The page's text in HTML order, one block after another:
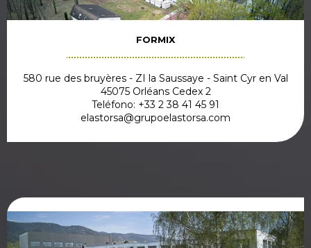
FORMIX
580 rue des bruyères - ZI la Saussaye - Saint Cyr en Val
45075 Orléans Cedex 2
Teléfono: +33 2 38 41 45 91
elastorsa@grupoelastorsa.com